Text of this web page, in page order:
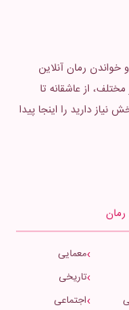
خواندن رمان آنلاین
با بیش از ۲۵۰۰ رمان متنوع در ۳۶ ژانر مختلف، از عاشقانه تا
دارید را اینجا پیدا
رمان
معمایی
تاریخی
اجتماعی